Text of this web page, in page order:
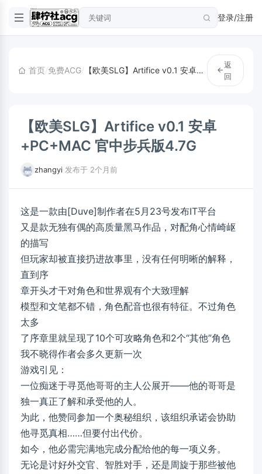
登录/注册
首页/免费ACG/ 【欧美SLG】Artifice v0.1 安卓+PC+MAC 官中步兵版4.7G
返
回
【欧美SLG】Artifice v0.1 安卓
+PC+MAC 官中步兵版4.7G
zhangyi 发布于 2个月前
这是一款由[Duve]制作者在5月23号发布IT平台
又是款无独有偶的高质量黑马作品，对配角心情崎岖
的描写
但玩家却被直接扔进故事里，没有任何明晰的解释，
直到序
章开头才干对角色和世界观有个大致理解
模型和文笔都不错，角色配音也很有特征。不过角色
太多
了序章里就呈现了10个可攻略角色和2个“其他”角色
我不晓得作者会多久更新一次
游戏引见：
一位痴迷于寻觅他哥哥的主人公展开——他的哥哥是
独一真正了解和承受他的人。
为此，他赞同参加一个奥秘组织，该组织承诺会协助
他寻觅真相……但要付出代价。
如今，他必需完满地完成分配给他的每一项义务。
无论是讨好外交官、智胜对手，还是周旋于那些被他